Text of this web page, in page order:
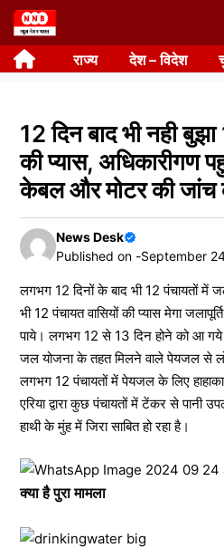
Skip
to
content राज्य देश – विदेश
12 दिन बाद भी नही
की प्यास, अधिकारीगण
केबल और मोटर की जांच
News Desk
Published on -September
लगभग 12 दिनों के बाद भी 12 पंचायतों में
भी 12 पंचायत वासियों की प्यास मेगा
पाये। लगभग 12 से 13 दिन होने को आ
जल योजना के तहत मिलने वाले पेयजल से
लगभग 12 पंचायतों में पेयजल के लिए
एरिया द्वारा कुछ पंचायतों में टेंकर से पानी
हाथी के मुंह में जिरा साबित हो रहा है।
क्या है पुरा मामला